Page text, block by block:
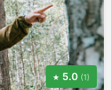
5.0 (1)